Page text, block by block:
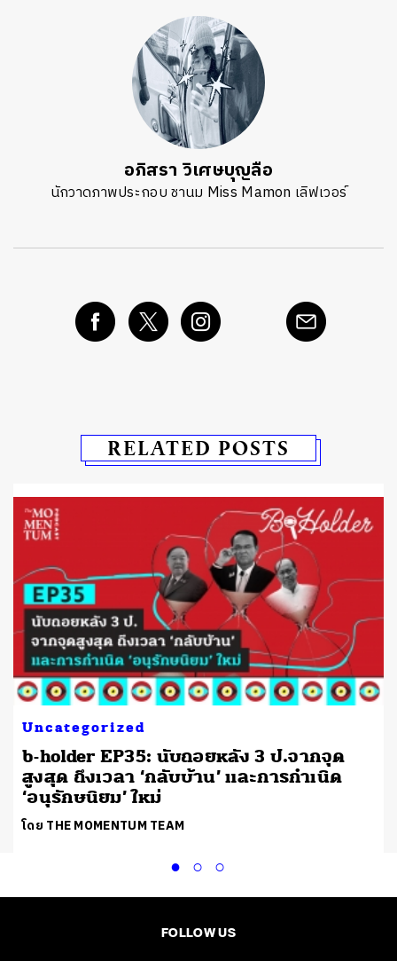
อภิสรา วิเศษบุญลือ
นักวาดภาพประกอบ ชานม Miss Mamon เลิฟเวอร์
RELATED POSTS
Uncategorized
b-holder EP35: นับถอยหลัง 3 ป.จากจุด
สูงสุด ถึงเวลา ‘กลับบ้าน’ และการกำเนิด
‘อนุรักษนิยม’ ใหม่
โดย THE MOMENTUM TEAM
FOLLOW US